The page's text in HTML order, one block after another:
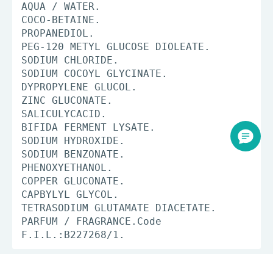
AQUA / WATER.
COCO-BETAINE.
PROPANEDIOL.
PEG-120 METYL GLUCOSE DIOLEATE.
SODIUM CHLORIDE.
SODIUM COCOYL GLYCINATE.
DYPROPYLENE GLUCOL.
ZINC GLUCONATE.
SALICULYCACID.
BIFIDA FERMENT LYSATE.
SODIUM HYDROXIDE.
SODIUM BENZONATE.
PHENOXYETHANOL.
COPPER GLUCONATE.
CAPBYLYL GLYCOL.
TETRASODIUM GLUTAMATE DIACETATE.
PARFUM / FRAGRANCE.Code
F.I.L.:B227268/1.